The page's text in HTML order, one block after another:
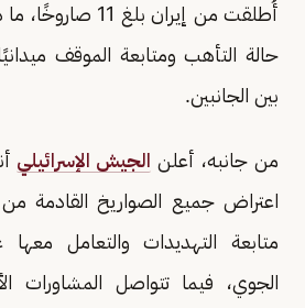
أُطلقت من إيران
حالة التأهب ومتابعة الموقف
بين الجانبين.
من جانبه، أعلن الجيش الإسرائيلي
اعتراض جميع الصواريخ القادمة من
متابعة التهديدات والتعامل
الجوي، فيما تتواصل المشاورات